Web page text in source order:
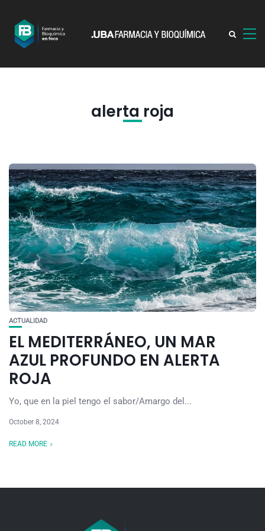
alerta roja
ACTUALIDAD
EL MEDITERRÁNEO, UN MAR
AZUL PROFUNDO EN ALERTA
ROJA
Yo, que en la piel tengo el sabor/Amargo del...
October 8, 2024
READ MORE